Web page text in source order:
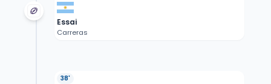
Essai
Carreras
38'